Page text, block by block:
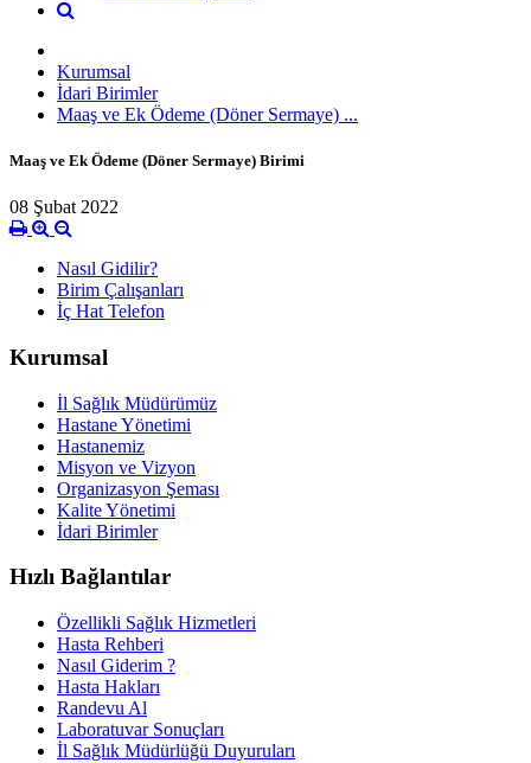
Kurumsal
İdari Birimler
Maaş ve Ek Ödeme (Döner Sermaye) ...
Maaş ve Ek Ödeme (Döner Sermaye) Birimi
08 Şubat 2022
Nasıl Gidilir?
Birim Çalışanları
İç Hat Telefon
Kurumsal
İl Sağlık Müdürümüz
Hastane Yönetimi
Hastanemiz
Misyon ve Vizyon
Organizasyon Şeması
Kalite Yönetimi
İdari Birimler
Hızlı Bağlantılar
Özellikli Sağlık Hizmetleri
Hasta Rehberi
Nasıl Giderim ?
Hasta Hakları
Randevu Al
Laboratuvar Sonuçları
İl Sağlık Müdürlüğü Duyuruları